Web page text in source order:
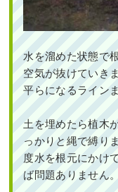
水を溜めた状態で
空気が抜けていき
平らになるライン
土を埋めたら植木
っかりと縄で縛り
度水を根元にかけ
ば問題ありません。